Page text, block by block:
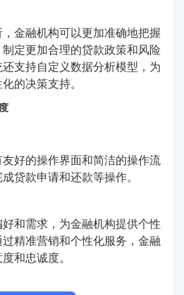
金融机构可以更加准确地把握
定更加合理的贷款政策和风险
支持自定义数据分析模型，为
的决策支持。
好的操作界面和简洁的操作流
贷款申请和还款等操作。
和需求，为金融机构提供个性
精准营销和个性化服务，金融
和忠诚度。